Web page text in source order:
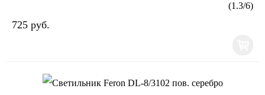
(1.3/6)
725 руб.